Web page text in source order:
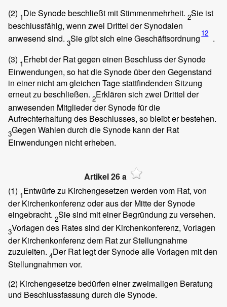
(2) 1Die Synode beschließt mit Stimmenmehrheit. 2Sie ist
beschlussfähig, wenn zwei Drittel der Synodalen
anwesend sind. 3Sie gibt sich eine Geschäftsordnung 12 .
(3) 1Erhebt der Rat gegen einen Beschluss der Synode
Einwendungen, so hat die Synode über den Gegenstand
in einer nicht am gleichen Tage stattfindenden Sitzung
erneut zu beschließen. 2Erklären sich zwei Drittel der
anwesenden Mitglieder der Synode für die
Aufrechterhaltung des Beschlusses, so bleibt er bestehen.
3Gegen Wahlen durch die Synode kann der Rat
Einwendungen nicht erheben.
Artikel 26 a
(1) 1Entwürfe zu Kirchengesetzen werden vom Rat, von
der Kirchenkonferenz oder aus der Mitte der Synode
eingebracht. 2Sie sind mit einer Begründung zu versehen.
3Vorlagen des Rates sind der Kirchenkonferenz, Vorlagen
der Kirchenkonferenz dem Rat zur Stellungnahme
zuzuleiten. 4Der Rat legt der Synode alle Vorlagen mit den
Stellungnahmen vor.
(2) Kirchengesetze bedürfen einer zweimaligen Beratung
und Beschlussfassung durch die Synode.